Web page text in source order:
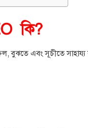
কি?
বুঝতে এবং সূচীতে